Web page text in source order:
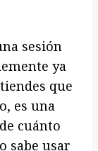
sesión
ya
que
es una
cuánto